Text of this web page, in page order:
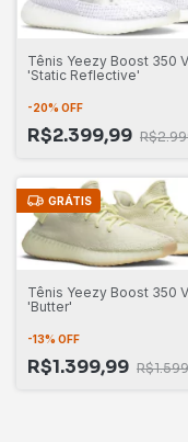
Tênis Yeezy Boost 350
'Static Reflective'
-20% OFF
R$2.399,99
GRÁTIS
Tênis Yeezy Boost 350
'Butter'
-13% OFF
R$1.399,99